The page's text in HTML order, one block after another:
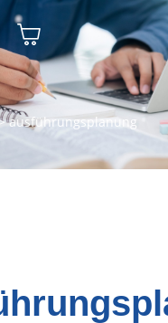
ausführungsplanung